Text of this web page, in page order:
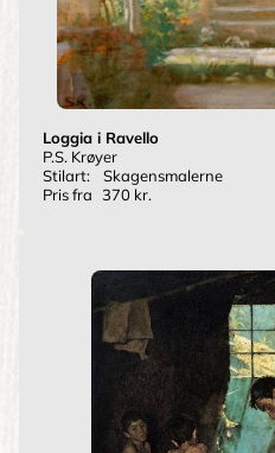
Loggia i Ravello
P.S. Krøyer
Stilart:
Skagensmalerne
Pris fra 370 kr.